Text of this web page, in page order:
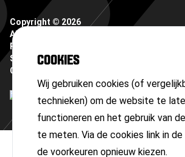
COOKIES
Wij gebruiken cookies (of
technieken) om de website te
functioneren en het gebruik van
te meten. Via de cookies link in
de voorkeuren opnieuw kiezen.
Copyright © 2026
Algemene voorwaarden
Privacyverklaring
Sitemap
Cookies